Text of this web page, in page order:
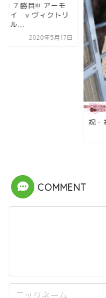
GI ７勝目!!! アーモ
アイ v ヴィクトリ
イル...
2020年5月17日
祝・
COMMENT